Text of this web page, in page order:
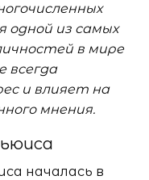
одной из самых
в мире
всегда
и влияет на
мнения.
началась в